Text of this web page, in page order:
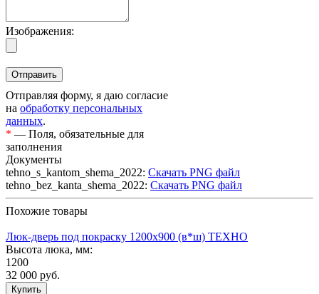
Изображения:
Отправляя форму, я даю согласие
на обработку персональных
данных.
* — Поля, обязательные для
заполнения
Документы
tehno_s_kantom_shema_2022: Скачать PNG файл
tehno_bez_kanta_shema_2022: Скачать PNG файл
Похожие товары
Люк-дверь под покраску 1200х900 (в*ш) ТЕХНО
Высота люка, мм:
1200
32 000 руб.